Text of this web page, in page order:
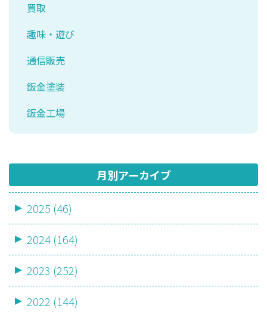
買取
趣味・遊び
通信販売
鈑金塗装
鈑金工場
月別アーカイブ
2025 (46)
2024 (164)
2023 (252)
2022 (144)